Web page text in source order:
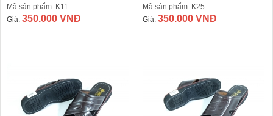
Mã sản phẩm: K11
Giá: 350.000 VNĐ
Mã sản phẩm: K25
Giá: 350.000 VNĐ